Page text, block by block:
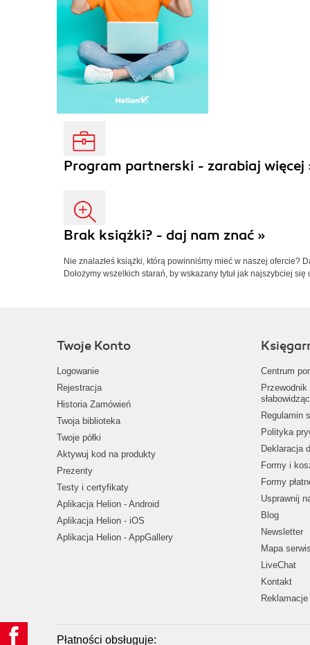
Program partnerski - zarabiaj więcej
Brak książki? - daj nam znać »
Nie znalazłeś książki, którą powinniśmy mieć w naszej ofercie?
Dołożymy wszelkich starań, by wskazany tytuł jak najszybciej się
Twoje Konto
Logowanie
Rejestracja
Historia Zamówień
Twoja biblioteka
Twoje półki
Aktywuj kod na produkty
Prezenty
Testy i certyfikaty
Aplikacja Helion - Android
Aplikacja Helion - iOS
Aplikacja Helion - AppGallery
Centrum
Regulamin
Polityka
Deklaracja
Formy i
Formy
Usprawnij
Blog
Newsletter
Mapa
LiveChat
Kontakt
Płatności obsługuje: